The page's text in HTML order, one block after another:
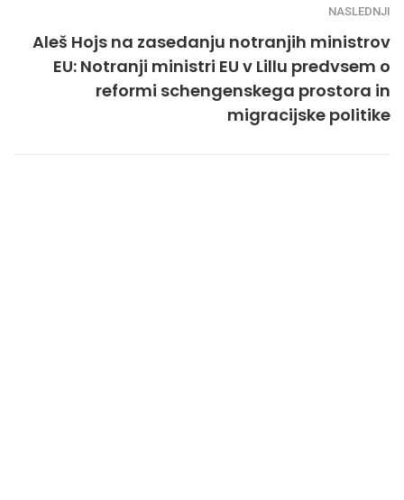
NASLEDNJI
Aleš Hojs na zasedanju notranjih ministrov
EU: Notranji ministri EU v Lillu predvsem o
reformi schengenskega prostora in
migracijske politike